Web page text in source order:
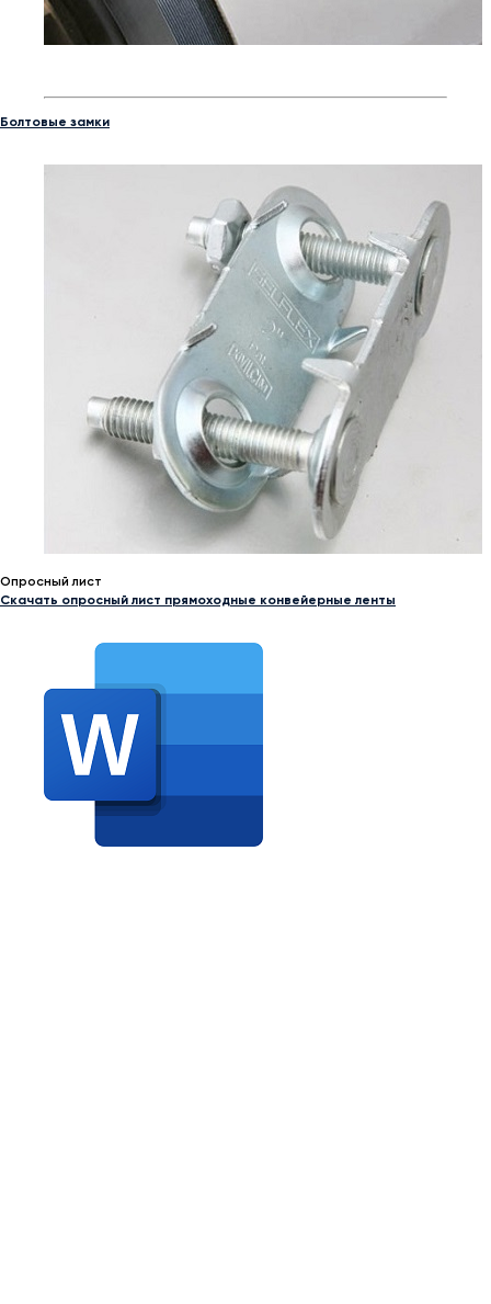
Болтовые замки
Опросный лист
Скачать опросный лист прямоходные конвейерные ленты